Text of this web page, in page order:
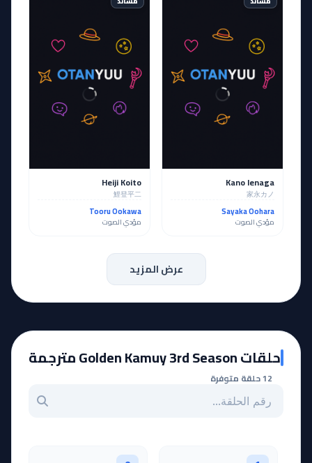
Kano Ienaga
家永カノ
Sayaka Oohara
مؤدي الصوت
Heiji Koito
鯉登平二
Tooru Ookawa
مؤدي الصوت
عرض المزيد
حلقات Golden Kamuy 3rd Season مترجمة
12 حلقة متوفرة
بحث عن حلقة بالرقم